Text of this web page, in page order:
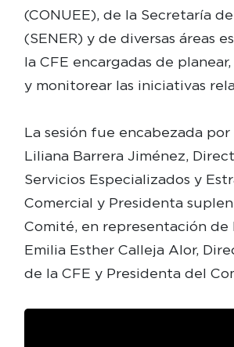
(CONUEE), de la Secretaría
(SENER) y de diversas áreas
la CFE encargadas de
y monitorear las iniciativas
La sesión fue encabezada por
Liliana Barrera Jiménez,
Servicios Especializados y
Comercial y Presidenta
Comité, en representación de
Emilia Esther Calleja Alor,
de la CFE y Presidenta del